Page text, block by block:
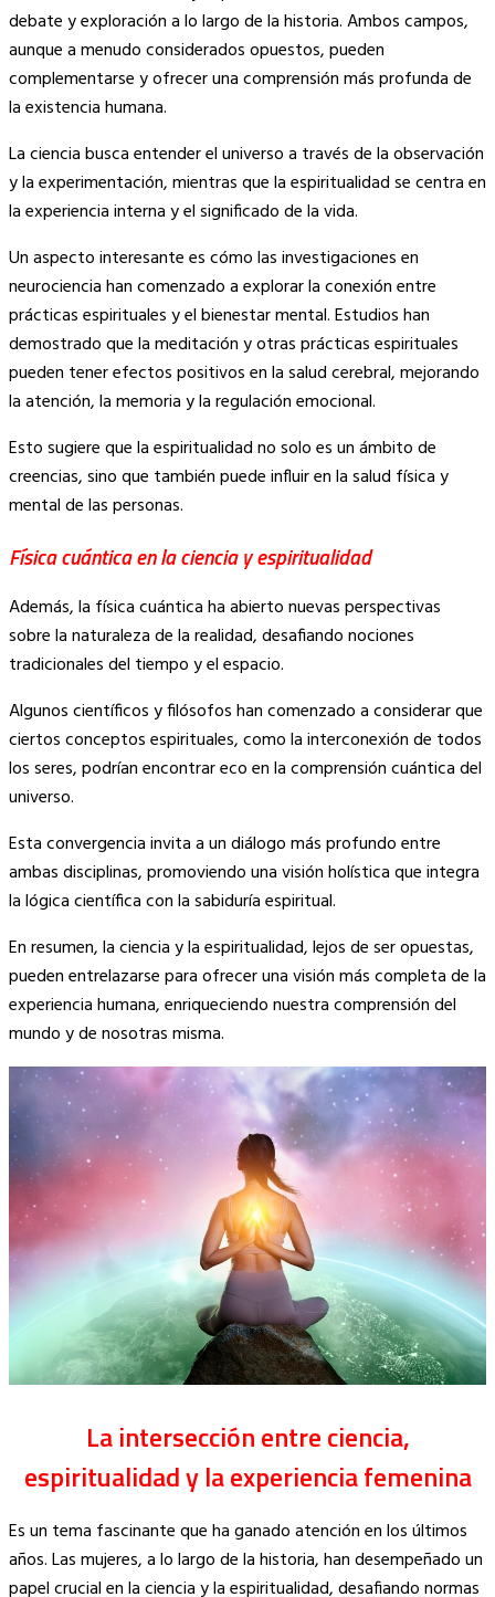
debate y exploración a lo largo de la historia. Ambos campos,
aunque a menudo considerados opuestos, pueden
complementarse y ofrecer una comprensión más profunda de
la existencia humana.
La ciencia busca entender el universo a través de la observación
y la experimentación, mientras que la espiritualidad se centra en
la experiencia interna y el significado de la vida.
Un aspecto interesante es cómo las investigaciones en
neurociencia han comenzado a explorar la conexión entre
prácticas espirituales y el bienestar mental. Estudios han
demostrado que la meditación y otras prácticas espirituales
pueden tener efectos positivos en la salud cerebral, mejorando
la atención, la memoria y la regulación emocional.
Esto sugiere que la espiritualidad no solo es un ámbito de
creencias, sino que también puede influir en la salud física y
mental de las personas.
Física cuántica en la ciencia y espiritualidad
Además, la física cuántica ha abierto nuevas perspectivas
sobre la naturaleza de la realidad, desafiando nociones
tradicionales del tiempo y el espacio.
Algunos científicos y filósofos han comenzado a considerar que
ciertos conceptos espirituales, como la interconexión de todos
los seres, podrían encontrar eco en la comprensión cuántica del
universo.
Esta convergencia invita a un diálogo más profundo entre
ambas disciplinas, promoviendo una visión holística que integra
la lógica científica con la sabiduría espiritual.
En resumen, la ciencia y la espiritualidad, lejos de ser opuestas,
pueden entrelazarse para ofrecer una visión más completa de la
experiencia humana, enriqueciendo nuestra comprensión del
mundo y de nosotras misma.
La intersección entre ciencia,
espiritualidad y la experiencia femenina
Es un tema fascinante que ha ganado atención en los últimos
años. Las mujeres, a lo largo de la historia, han desempeñado un
papel crucial en la ciencia y la espiritualidad, desafiando normas